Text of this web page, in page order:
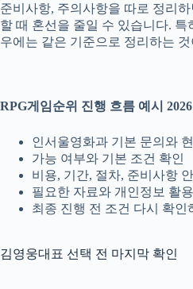
준비사항, 주의사항을 따로 정리
할 때 혼선을 줄일 수 있습니다.
우에는 같은 기준으로 정리하는
RPG게임순위 진행 흐름 예시
인서울영화과 기본 문의와
가능 여부와 기본 조건 확인
비용, 기간, 절차, 준비사항
필요한 자료와 개인정보 활
최종 진행 전 조건 다시 확인
김영웅대표 선택 전 마지막 확인